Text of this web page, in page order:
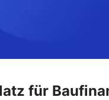
für